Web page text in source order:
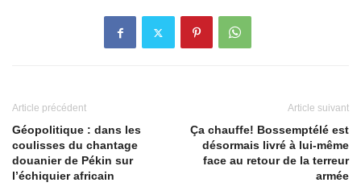
Article précédent
Géopolitique : dans les
coulisses du chantage
douanier de Pékin sur
l’échiquier africain
Article suivant
Ça chauffe! Bossemptélé est
désormais livré à lui-même
face au retour de la terreur
armée